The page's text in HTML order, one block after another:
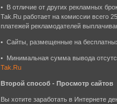
• В отличие от других рекламных
Tak.Ru работает на комиссии всего
платежей рекламодателей
• Сайты, размещенные на
• Минимальная сумма вывода
Tak.Ru
Второй способ - Просмотр сайтов
Вы хотите заработать в Интернете